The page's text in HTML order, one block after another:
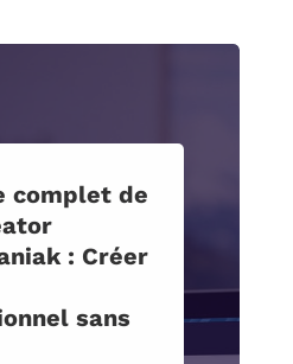
complet de
: Créer
sans